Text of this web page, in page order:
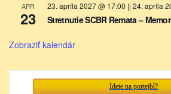
APR
23
23. apríla 2027 @ 17:00 || 24. apríla
Stretnutie SCBR Remata –
Zobraziť kalendár
Idete na portejbl?